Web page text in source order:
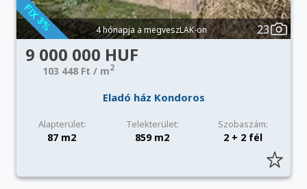
4 hónapja a megveszLAK-on 23
9 000 000 HUF
103 448 Ft / m2
Eladó ház Kondoros
Alapterület: Telekterület: Szobaszám:
87 m2 859 m2 2 + 2 fél